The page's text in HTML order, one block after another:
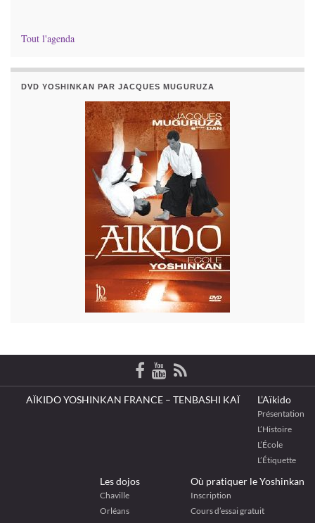
Tout l'agenda
DVD YOSHINKAN PAR JACQUES MUGURUZA
AÏKIDO YOSHINKAN FRANCE – TENBASHI KAÏ L’Aïkido
Présentation
L’Histoire
L’École
L’Étiquette
Les dojos
Chaville
Orléans
Où pratiquer le Yoshinkan
Inscription
Cours d’essai gratuit